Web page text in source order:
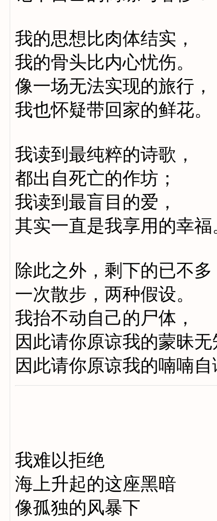
我的思想比肉体结实，
我的骨头比内心忧伤。
像一场无法实现的旅行，
我也怀疑带回家的鲜花。
我读到最纯粹的诗歌，
都出自死亡的作坊；
我读到最盲目的爱，
其实一直是我享用的幸福
除此之外，剩下的已不多
一次散步，两种假设。
我抬不动自己的尸体，
因此请你原谅我的蒙昧无
因此请你原谅我的喃喃自
我难以拒绝
海上升起的这座黑暗
像孤独的风暴下